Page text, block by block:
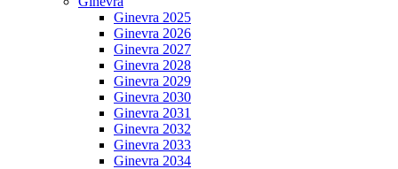
Ginevra 2025
Ginevra 2026
Ginevra 2027
Ginevra 2028
Ginevra 2029
Ginevra 2030
Ginevra 2031
Ginevra 2032
Ginevra 2033
Ginevra 2034